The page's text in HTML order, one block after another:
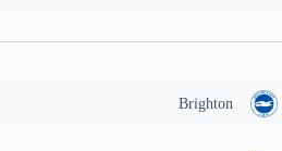
Brighton